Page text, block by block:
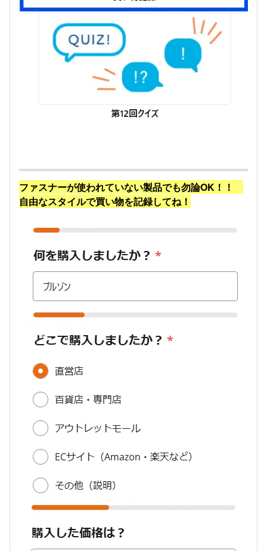
ファスナーが使われていない製品でも勿論OK！！
自由なスタイルで買い物を記録してね！